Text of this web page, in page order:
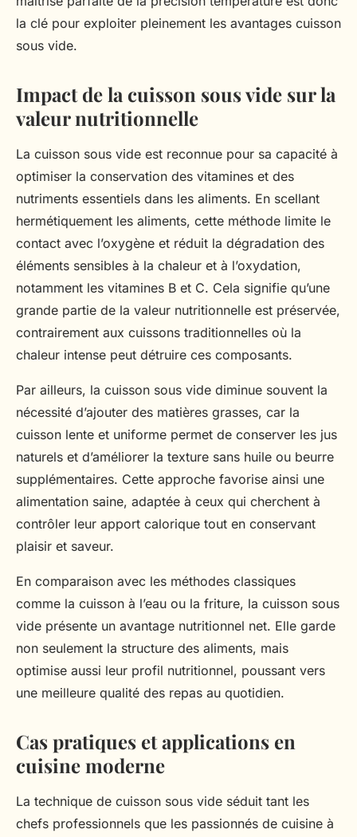
la clé pour exploiter pleinement les avantages cuisson
sous vide.
Impact de la cuisson sous vide sur la
valeur nutritionnelle
La cuisson sous vide est reconnue pour sa capacité à
optimiser la conservation des vitamines et des
nutriments essentiels dans les aliments. En scellant
hermétiquement les aliments, cette méthode limite le
contact avec l’oxygène et réduit la dégradation des
éléments sensibles à la chaleur et à l’oxydation,
notamment les vitamines B et C. Cela signifie qu’une
grande partie de la valeur nutritionnelle est préservée,
contrairement aux cuissons traditionnelles où la
chaleur intense peut détruire ces composants.
Par ailleurs, la cuisson sous vide diminue souvent la
nécessité d’ajouter des matières grasses, car la
cuisson lente et uniforme permet de conserver les jus
naturels et d’améliorer la texture sans huile ou beurre
supplémentaires. Cette approche favorise ainsi une
alimentation saine, adaptée à ceux qui cherchent à
contrôler leur apport calorique tout en conservant
plaisir et saveur.
En comparaison avec les méthodes classiques
comme la cuisson à l’eau ou la friture, la cuisson sous
vide présente un avantage nutritionnel net. Elle garde
non seulement la structure des aliments, mais
optimise aussi leur profil nutritionnel, poussant vers
une meilleure qualité des repas au quotidien.
Cas pratiques et applications en
cuisine moderne
La technique de cuisson sous vide séduit tant les
chefs professionnels que les passionnés de cuisine à